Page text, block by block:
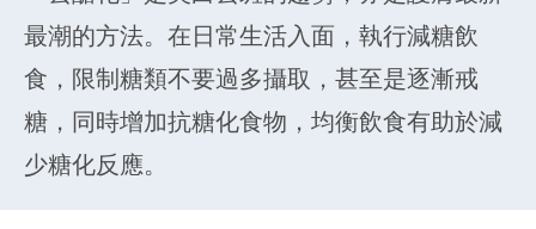
最潮的方法。在日常生活入面，執行減糖飲
食，限制糖類不要過多攝取，甚至是逐漸戒
糖，同時增加抗糖化食物，均衡飲食有助於減
少糖化反應。